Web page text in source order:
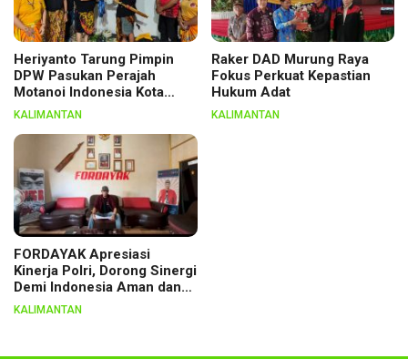
Heriyanto Tarung Pimpin
DPW Pasukan Perajah
Motanoi Indonesia Kota
Palangka Raya, Dikukuhkan
KALIMANTAN
Raker DAD Murung Raya
Fokus Perkuat Kepastian
Hukum Adat
KALIMANTAN
FORDAYAK Apresiasi
Kinerja Polri, Dorong Sinergi
Demi Indonesia Aman dan
Berkeadilan
KALIMANTAN